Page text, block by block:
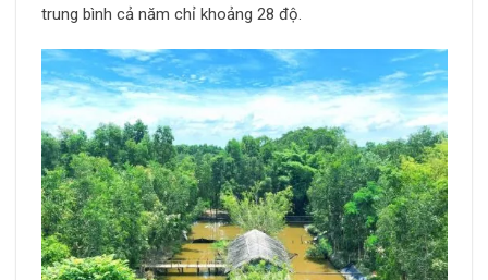
trung bình cả năm chỉ khoảng 28 độ.